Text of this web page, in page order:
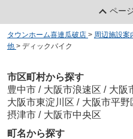
ペー
タウンホーム喜連瓜破店 > 周辺施設案
他 > ディックバイク
市区町村から探す
豊中市 / 大阪市浪速区 / 大阪
大阪市東淀川区 / 大阪市平野
摂津市 / 大阪市中央区
町名から探す